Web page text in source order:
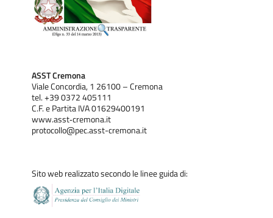
ASST Cremona
Viale Concordia, 1 26100 – Cremona
tel. +39 0372 405111
C.F. e Partita IVA 01629400191
www.asst‐cremona.it
protocollo@pec.asst-cremona.it
Sito web realizzato secondo le linee guida di: